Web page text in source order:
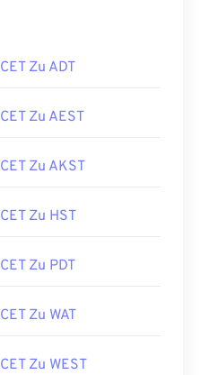
CET Zu ADT
CET Zu AEST
CET Zu AKST
CET Zu HST
CET Zu PDT
CET Zu WAT
CET Zu WEST